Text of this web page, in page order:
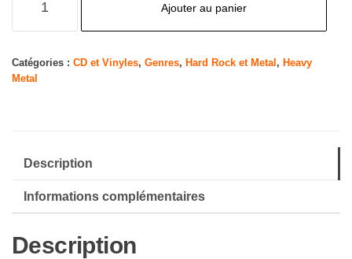
Sleep
Til
Ajouter au panier
Catégories : CD et Vinyles, Genres, Hard Rock et Metal , Heavy
Metal
Description
Informations complémentaires
Description